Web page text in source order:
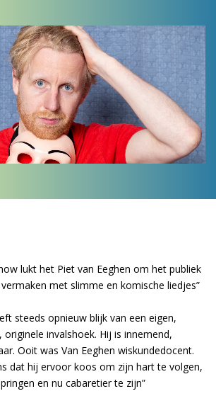
lukt het Piet van Eeghen om het publiek
met slimme en komische liedjes”
steeds opnieuw blijk van een eigen,
invalshoek. Hij is innemend,
Ooit was Van Eeghen wiskundedocent.
dat hij ervoor koos om zijn hart te volgen,
en nu cabaretier te zijn”